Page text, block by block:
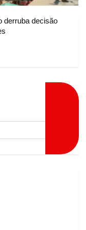
derruba decisão